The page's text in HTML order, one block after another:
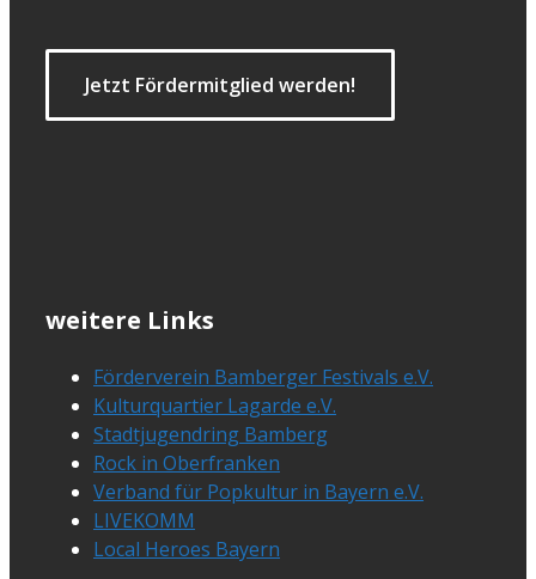
Jetzt Fördermitglied werden!
weitere Links
Förderverein Bamberger Festivals e.V.
Kulturquartier Lagarde e.V.
Stadtjugendring Bamberg
Rock in Oberfranken
Verband für Popkultur in Bayern e.V.
LIVEKOMM
Local Heroes Bayern